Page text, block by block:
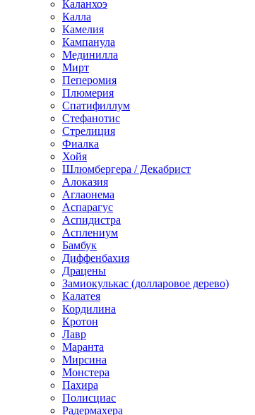
Каланхоэ
Калла
Камелия
Кампанула
Мединилла
Мирт
Пеперомия
Плюмерия
Спатифиллум
Стефанотис
Стрелиция
Фиалка
Хойя
Шлюмбергера / Декабрист
Алоказия
Аглаонема
Аспарагус
Аспидистра
Асплениум
Бамбук
Диффенбахия
Драцены
Замиокулькас (долларовое дерево)
Калатея
Кордилина
Кротон
Лавр
Маранта
Мирсина
Монстера
Пахира
Полисциас
Радермахера